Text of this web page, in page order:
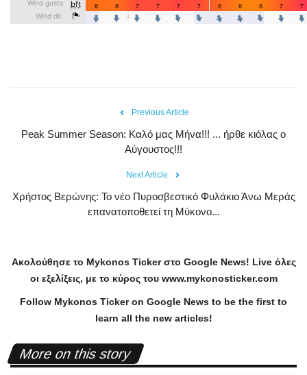
Previous Article
Peak Summer Season: Kαλό μας Μήνα!!! ... ήρθε κιόλας ο
Αύγουστος!!!
Next Article
Χρήστος Βερώνης: Το νέο Πυροσβεστικό Φυλάκιο Άνω Μεράς
επανατοποθετεί τη Μύκονο...
Ακολούθησε το Mykonos Tickerστο Google News! Liveόλες
οι εξελίξεις, με το κύρος του www.mykonosticker.com
Follow Mykonos Ticker on Google News to be the first to
learn all the new articles!
More on this story